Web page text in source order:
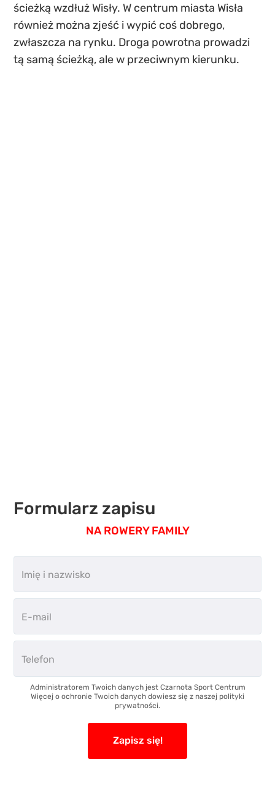
ścieżką wzdłuż Wisły. W centrum miasta Wisła
również można zjeść i wypić coś dobrego,
zwłaszcza na rynku. Droga powrotna prowadzi
tą samą ścieżką, ale w przeciwnym kierunku.
Formularz zapisu
NA ROWERY FAMILY
Administratorem Twoich danych jest Czarnota Sport Centrum
Więcej o ochronie Twoich danych dowiesz się z naszej polityki
prywatności.
Zapisz się!